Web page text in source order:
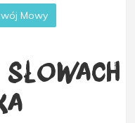
Mowy